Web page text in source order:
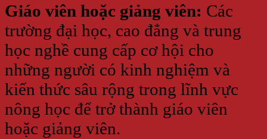
Giáo viên hoặc giảng viên: Các
trường đại học, cao đẳng và trung
học nghề cung cấp cơ hội cho
những người có kinh nghiệm và
kiến thức sâu rộng trong lĩnh vực
nông học để trở thành giáo viên
hoặc giảng viên.